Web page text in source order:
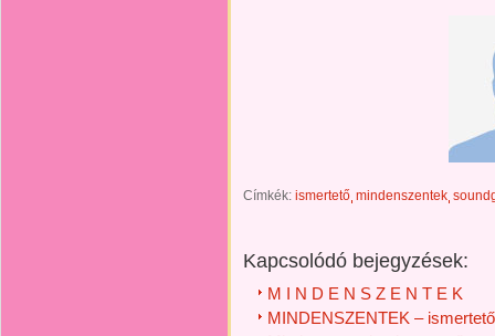
Címkék: ismertető mindenszentek
Kapcsolódó bejegyzések:
M I N D E N S Z E N T E K
MINDENSZENTEK – ismertető